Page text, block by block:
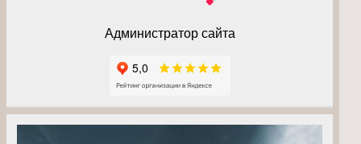
Администратор сайта